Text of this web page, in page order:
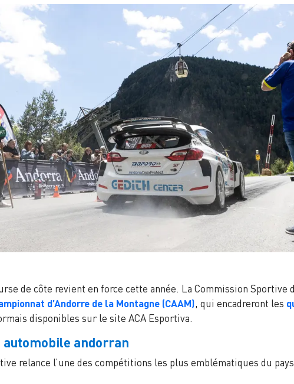
de côte revient en force cette année. La Commission Sportive
d’Andorre de la Montagne (CAAM), qui encadreront les
disponibles sur le site ACA Esportiva.
automobile andorran
relance l’une des compétitions les plus emblématiques du